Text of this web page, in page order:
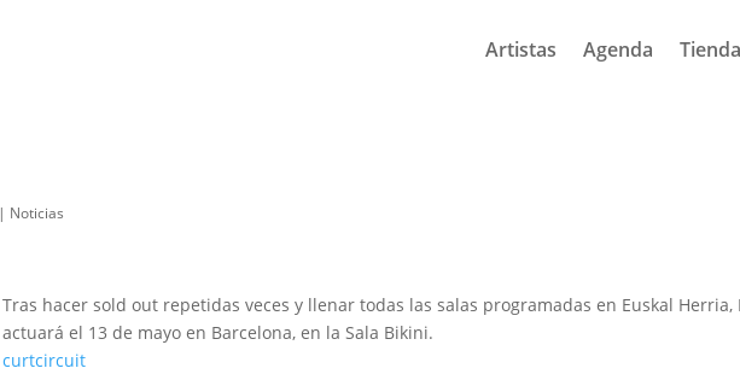
Artistas Agenda Tienda
| Noticias
Tras hacer sold out repetidas veces y llenar todas las salas programadas en Euskal Herria,
actuará el 13 de mayo en Barcelona, en la Sala Bikini.
curtcircuit